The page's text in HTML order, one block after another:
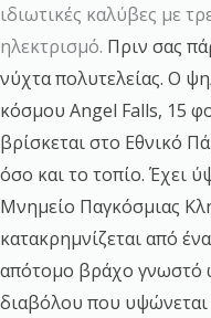
ιδιωτικές καλύβες με
ηλεκτρισμό. Πριν σας
νύχτα πολυτελείας. Ο
κόσμου Angel Falls, 15
βρίσκεται στο Εθνικό
όσο και το τοπίο. Έχει
Μνημείο Παγκόσμιας
κατακρημνίζεται από
απότομο βράχο γνωστό
διαβόλου που